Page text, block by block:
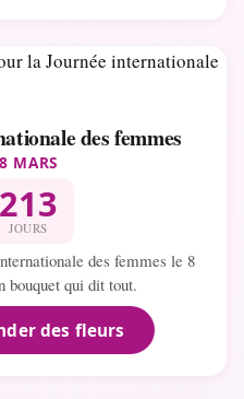
des femmes
8 MARS
213
JOURS
des femmes le 8
bouquet qui dit tout.
des fleurs